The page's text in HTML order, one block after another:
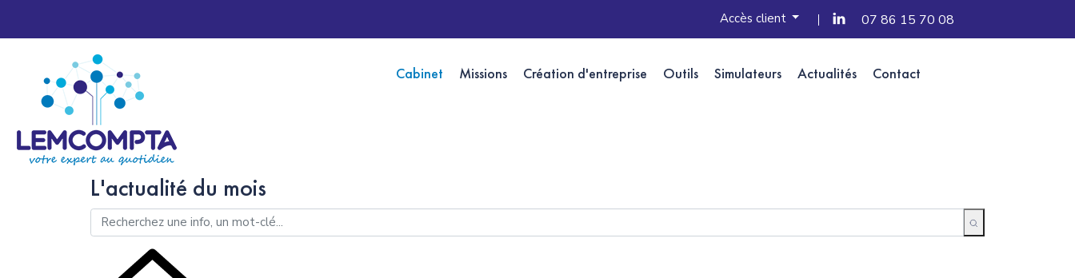
Accès client 07 86 15 70 08
Cabinet Missions Création d'entreprise Outils Simulateurs Actualités Contact
L'actualité du mois